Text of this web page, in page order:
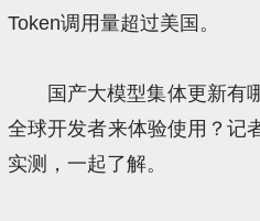
Token调用量超过美国。
国产大模型集体更新有
全球开发者来体验使用？记
实测，一起了解。